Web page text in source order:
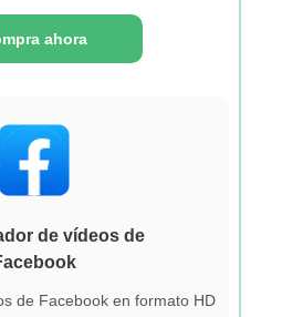
ahora
de vídeos de
de Facebook en formato HD